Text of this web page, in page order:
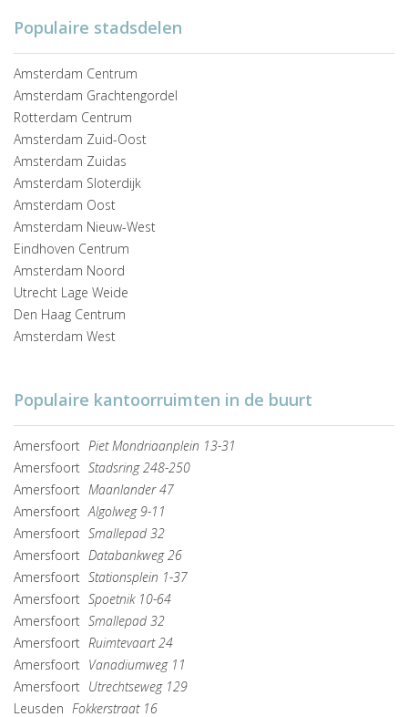
Populaire stadsdelen
Amsterdam Centrum
Amsterdam Grachtengordel
Rotterdam Centrum
Amsterdam Zuid-Oost
Amsterdam Zuidas
Amsterdam Sloterdijk
Amsterdam Oost
Amsterdam Nieuw-West
Eindhoven Centrum
Amsterdam Noord
Utrecht Lage Weide
Den Haag Centrum
Amsterdam West
Populaire kantoorruimten in de buurt
Amersfoort Piet Mondriaanplein 13-31
Amersfoort Stadsring 248-250
Amersfoort Maanlander 47
Amersfoort Algolweg 9-11
Amersfoort Smallepad 32
Amersfoort Databankweg 26
Amersfoort Stationsplein 1-37
Amersfoort Spoetnik 10-64
Amersfoort Smallepad 32
Amersfoort Ruimtevaart 24
Amersfoort Vanadiumweg 11
Amersfoort Utrechtseweg 129
Leusden Fokkerstraat 16